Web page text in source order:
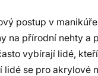
postup v
na přírodní nehty a
vybírají lidé,
lidé se pro